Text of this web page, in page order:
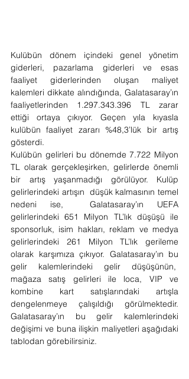
Kulübün dönem içindeki genel yönetim
giderleri, pazarlama giderleri ve esas
faaliyet giderlerinden oluşan maliyet
kalemleri dikkate alındığında, Galatasaray’ın
faaliyetlerinden 1.297.343.396 TL zarar
ettiği ortaya çıkıyor. Geçen yıla kıyasla
kulübün faaliyet zararı %48,3’lük bir artış
gösterdi.
Kulübün gelirleri bu dönemde 7.722 Milyon
TL olarak gerçekleşirken, gelirlerde önemli
bir artış yaşanmadığı görülüyor. Kulüp
gelirlerindeki artışın  düşük kalmasının temel
nedeni ise,  Galatasaray’ın UEFA
gelirlerindeki 651 Milyon TL’lık düşüşü ile
sponsorluk, isim hakları, reklam ve medya
gelirlerindeki 261 Milyon TL’lık gerileme
olarak karşımıza çıkıyor. Galatasaray’ın bu
gelir kalemlerindeki gelir düşüşünün,
mağaza satış gelirleri ile loca, VIP ve
kombine kart satışlarındaki artışla
dengelenmeye çalışıldığı görülmektedir.
Galatasaray’ın bu gelir kalemlerindeki
değişimi ve buna ilişkin maliyetleri aşağıdaki
tablodan görebilirsiniz.